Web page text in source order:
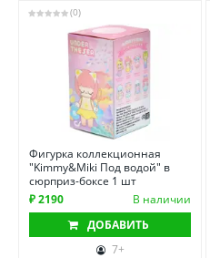
(0)
Фигурка коллекционная
"Kimmy&Miki Под водой" в
сюрприз-боксе 1 шт
₽ 2190
В наличии
ДОБАВИТЬ
7+